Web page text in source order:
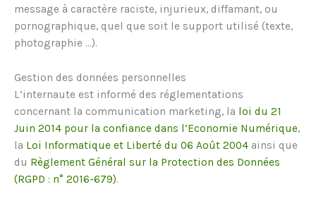
message à caractère raciste, injurieux, diffamant, ou
pornographique, quel que soit le support utilisé (texte,
photographie …).
Gestion des données personnelles
L’internaute est informé des réglementations
concernant la communication marketing, la loi du 21
Juin 2014 pour la confiance dans l’Economie Numérique,
la Loi Informatique et Liberté du 06 Août 2004 ainsi que
du Règlement Général sur la Protection des Données
(RGPD : n° 2016-679).